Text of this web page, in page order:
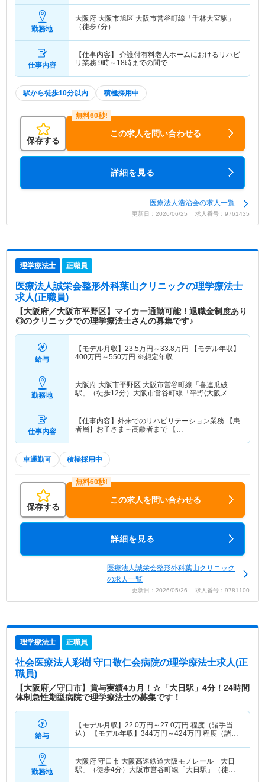
勤務地
大阪府 大阪市旭区 大阪市営谷町線「千林大宮駅」
（徒歩7分）
仕事内容
【仕事内容】 介護付有料老人ホームにおけるリハビ
リ業務 9時～18時までの間で…
駅から徒歩10分以内 積極採用中
保存する
この求人を問い合わせる
詳細を見る
医療法人浩治会の求人一覧
更新日：2026/06/25 求人番号：9761435
理学療法士 正職員
医療法人誠栄会整形外科葉山クリニックの理学療法士
求人(正職員)
【大阪府／大阪市平野区】マイカー通勤可能！退職金制度あり
◎のクリニックでの理学療法士さんの募集です♪
給与
【モデル月収】 23.5万円～33.8万円
【モデル年収】
400万円～550万円 ※想定年収
勤務地
大阪府 大阪市平野区 大阪市営谷町線「喜連瓜破
駅」（徒歩12分）大阪市営谷町線「平野(大阪メト
仕事内容
【仕事内容】外来でのリハビリテーション業務 【患
者層】お子さま～高齢者まで 【…
車通勤可 積極採用中
保存する
この求人を問い合わせる
詳細を見る
医療法人誠栄会整形外科葉山クリニック
の求人一覧
更新日：2026/05/26 求人番号：9781100
理学療法士 正職員
社会医療法人彩樹 守口敬仁会病院の理学療法士求人(正
職員)
【大阪府／守口市】賞与実績4カ月！☆「大日駅」4分！24時間
体制急性期型病院で理学療法士の募集です！
給与
【モデル月収】 22.0万円～27.0万円 程度（諸手当
込） 【モデル年収】 344万円～424万円 程度（諸手
勤務地
大阪府 守口市 大阪高速鉄道大阪モノレール「大日
駅」（徒歩4分）大阪市営谷町線「大日駅」（徒歩4